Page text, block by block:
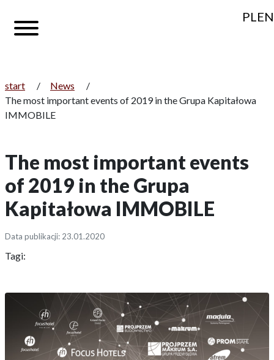
PLEN
start / News
/
The most important events of 2019 in the Grupa Kapitałowa
IMMOBILE
The most important events
of 2019 in the Grupa
Kapitałowa IMMOBILE
Data publikacji: 23.01.2020
Tagi: